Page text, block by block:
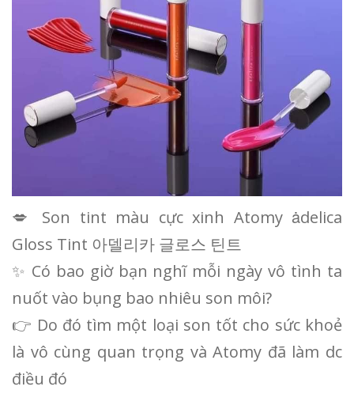
💋 Son tint màu cực xinh Atomy ȧdelica
Gloss Tint 아델리카 글로스 틴트
✨ Có bao giờ bạn nghĩ mỗi ngày vô tình ta
nuốt vào bụng bao nhiêu son môi?
👉 Do đó tìm một loại son tốt cho sức khoẻ
là vô cùng quan trọng và Atomy đã làm dc
điều đó